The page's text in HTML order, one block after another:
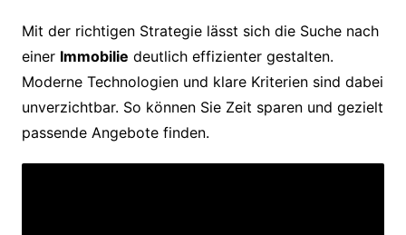
Mit der richtigen Strategie lässt sich die Suche nach
einer Immobilie deutlich effizienter gestalten.
Moderne Technologien und klare Kriterien sind dabei
unverzichtbar. So können Sie Zeit sparen und gezielt
passende Angebote finden.